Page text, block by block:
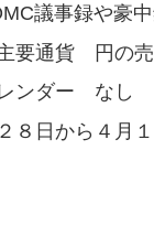
議事録や豪
要通貨 円の売
ンダー なし
８日から４月